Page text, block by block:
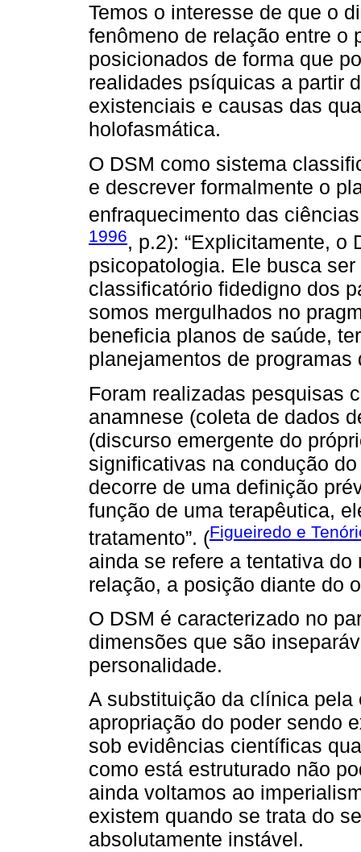
Temos o interesse de que o
fenômeno de relação entre o
posicionados de forma que
realidades psíquicas a partir
existenciais e causas das
holofasmática.
O DSM como sistema
e descrever formalmente o
enfraquecimento das
1996, p.2): “Explicitamente, o
psicopatologia. Ele busca
classificatório fidedigno dos
somos mergulhados no
beneficia planos de saúde,
planejamentos de programas
Foram realizadas pesquisas
anamnese (coleta de dados
(discurso emergente do
significativas na condução
decorre de uma definição
função de uma terapêutica,
tratamento”. (Figueiredo e
ainda se refere a tentativa
relação, a posição diante do
O DSM é caracterizado no
dimensões que são
personalidade.
A substituição da clínica
apropriação do poder sendo
sob evidências científicas
como está estruturado não
ainda voltamos ao
existem quando se trata do
absolutamente instável.